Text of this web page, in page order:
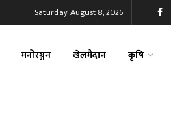
Saturday, August 8, 2026
मनोरञ्जन खेलमैदान कृषि